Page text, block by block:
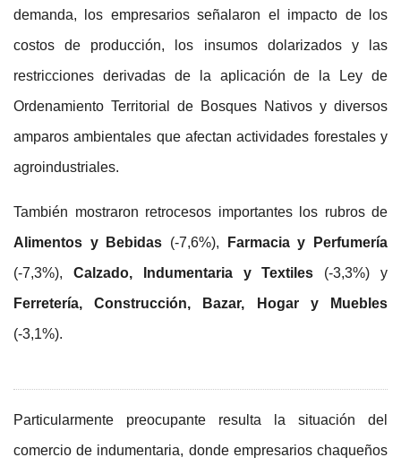
demanda, los empresarios señalaron el impacto de los
costos de producción, los insumos dolarizados y las
restricciones derivadas de la aplicación de la Ley de
Ordenamiento Territorial de Bosques Nativos y diversos
amparos ambientales que afectan actividades forestales y
agroindustriales.
También mostraron retrocesos importantes los rubros de
Alimentos y Bebidas (-7,6%),
Farmacia y Perfumería
(-7,3%), Calzado, Indumentaria y Textiles (-3,3%) y
Ferretería, Construcción, Bazar, Hogar y Muebles
(-3,1%).
Particularmente preocupante resulta la situación del
comercio de indumentaria, donde empresarios chaqueños